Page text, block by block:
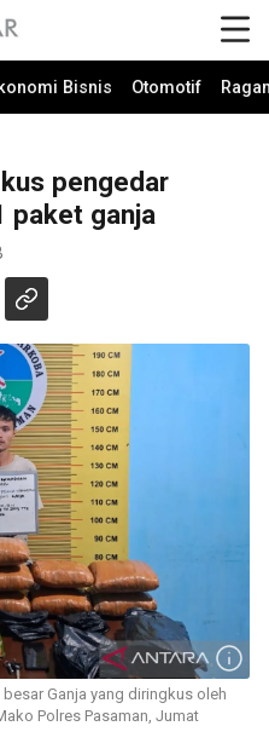
Bisnis Otomotif
pengedar
paket ganja
Ganja yang diringkus oleh
Polres Pasaman, Jumat